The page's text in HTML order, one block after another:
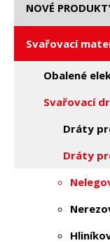
NOVÉ
Svařovací
Obalené
Svařovací
Dráty
Dráty